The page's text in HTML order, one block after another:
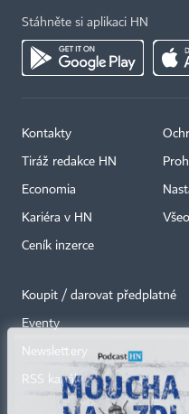
Stáhněte si aplikaci HN
Kontakty
Tiráž redakce HN
Economia
Kariéra v HN
Ceník inzerce
Koupit / darovat předplatné
Eventy
Newslettery
RSS kanály